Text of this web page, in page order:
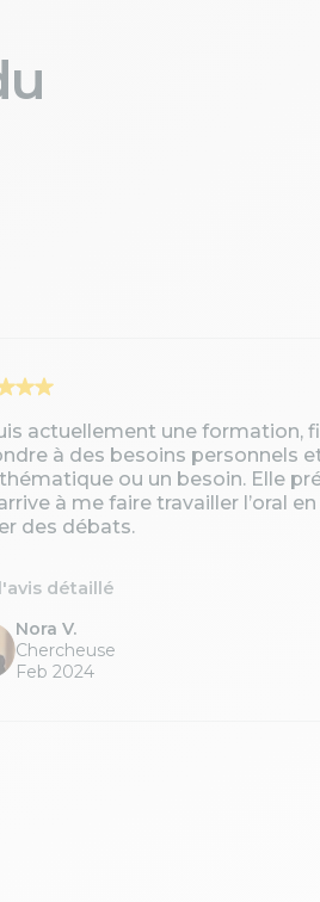
actuellement une formation,
à des besoins personnels
ou un besoin. Elle
à me faire travailler l’oral
des débats.
détaillé
Nora V.
Chercheuse
Feb 2024